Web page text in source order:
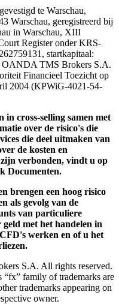
te Warschau,
Warschau, geregistreerd bij
in Warschau, XIII
Register onder KRS-
startkapitaal:
OANDA TMS Brokers S.A.
Financieel Toezicht op
2004 (KPWiG-4021-54-
in cross-selling samen met
over de risico's die
die deel uitmaken van
de kosten en
zijn verbonden, vindt u op
Documenten.
brengen een hoog risico
als gevolg van de
van particuliere
met het handelen in
werken en of u het
S.A. All rights reserved.
family of trademarks are
trademarks appearing on
owner.